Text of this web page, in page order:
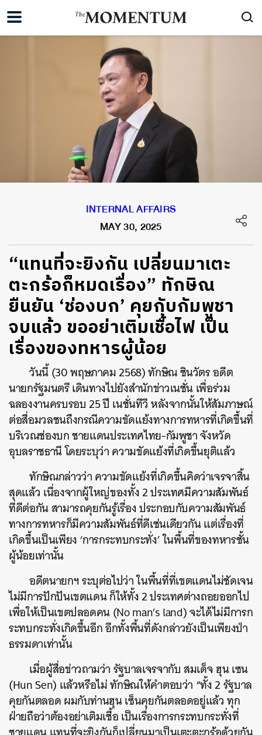
INTERNAL AFFAIRS
MAY 30, 2025
“แทนที่จะยิงกัน เปลี่ยนมาเตะ
ตะกร้อก็หมดเรื่อง” ทักษิณ
ยืนยัน ‘ช่องบก’ คุยกับกัมพูชา
จบแล้ว ขออย่าเติมเชื้อไฟ เป็น
เรื่องของทหารผู้น้อย
วันนี้ (30 พฤษภาคม 2568) ทักษิณ ชินวัตร อดีต
นายกรัฐมนตรี เดินทางไปยังสำนักข่าวเนชั่น เพื่อร่วม
ฉลองงานครบรอบ 25 ปี เนชั่นทีวี หลังจากนั้นให้สัมภาษณ์
ต่อสื่อมวลชนถึงกรณีความขัดแย้งทางการทหารที่เกิดขึ้นที่
บริเวณช่องบก ชายแดนประเทศไทย-กัมพูชา จังหวัด
อุบลราชธานี โดยระบุว่า ความขัดแย้งที่เกิดขึ้นยุติแล้ว
ทักษิณกล่าวว่า ความขัดแย้งที่เกิดขึ้นคิดว่าเจรจาสิ้น
สุดแล้ว เนื่องจากผู้ใหญ่ของทั้ง 2 ประเทศมีความสัมพันธ์
ที่ดีต่อกัน สามารถคุยกันรู้เรื่อง ประกอบกับความสัมพันธ์
ทางการทหารก็มีความสัมพันธ์ที่ดีเช่นเดียวกัน แต่เรื่องที่
เกิดขึ้นเป็นเพียง ‘การกระทบกระทั่ง’ ในพื้นที่ของทหารชั้น
ผู้น้อยเท่านั้น
อดีตนายกฯ ระบุต่อไปว่า ในพื้นที่ที่เขตแดนไม่ชัดเจน
ไม่มีการปักปันเขตแดน ก็ให้ทั้ง 2 ประเทศต่างถอยออกไป
เพื่อให้เป็นเขตปลอดคน (No man’s land) จะได้ไม่มีการก
ระทบกระทั่งเกิดขึ้นอีก อีกทั้งพื้นที่ดังกล่าวยังเป็นเพียงป่า
ธรรมดาเท่านั้น
เมื่อผู้สื่อข่าวถามว่า รัฐบาลเจรจากับ สมเด็จ ฮุน เซน
(Hun Sen) แล้วหรือไม่ ทักษิณให้คำตอบว่า “ทั้ง 2 รัฐบาล
คุยกันตลอด ผมกับท่านฮุน เซ็นคุยกันตลอดอยู่แล้ว ทุก
ฝ่ายถือว่าต้องอย่าเติมเชื้อ เป็นเรื่องการกระทบกระทั่งที่